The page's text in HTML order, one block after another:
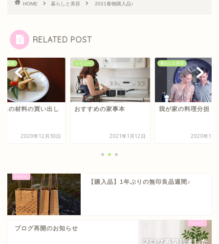
HOME 暮らしと美容 2021春物購入品♪
RELATED POST
すめの家事本
2021年1月12日
暮らしと美容
我が家の料理分担
2020年12月10日
暮らしと美容
おせちの材料の買い
2020年12
【購入品】1年ぶりの無印良品週間♪
ブログ再開のお知らせ